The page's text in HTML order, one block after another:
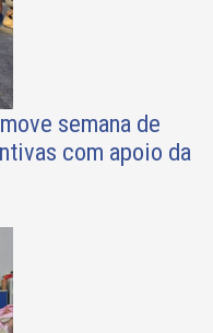
semana de
com apoio da